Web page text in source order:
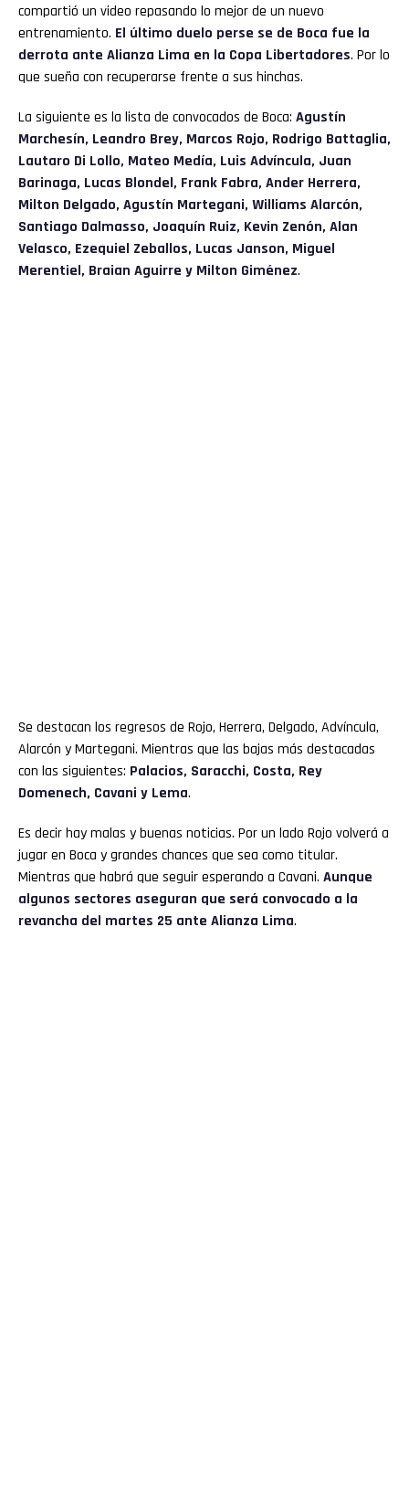
compartió un video repasando lo mejor de un nuevo
entrenamiento. El último duelo perse se de Boca fue la
derrota ante Alianza Lima en la Copa Libertadores. Por lo
que sueña con recuperarse frente a sus hinchas.
La siguiente es la lista de convocados de Boca: Agustín
Marchesín, Leandro Brey, Marcos Rojo, Rodrigo Battaglia,
Lautaro Di Lollo, Mateo Medía, Luis Advíncula, Juan
Barinaga, Lucas Blondel, Frank Fabra, Ander Herrera,
Milton Delgado, Agustín Martegani, Williams Alarcón,
Santiago Dalmasso, Joaquín Ruiz, Kevin Zenón, Alan
Velasco, Ezequiel Zeballos, Lucas Janson, Miguel
Merentiel, Braian Aguirre y Milton Giménez.
Se destacan los regresos de Rojo, Herrera, Delgado, Advíncula,
Alarcón y Martegani. Mientras que las bajas más destacadas
con las siguientes: Palacios, Saracchi, Costa, Rey
Domenech, Cavani y Lema.
Es decir hay malas y buenas noticias. Por un lado Rojo volverá a
jugar en Boca y grandes chances que sea como titular.
Mientras que habrá que seguir esperando a Cavani. Aunque
algunos sectores aseguran que será convocado a la
revancha del martes 25 ante Alianza Lima.